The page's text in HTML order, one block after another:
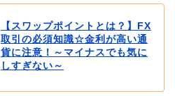
【スワップポイントとは？】FX
取引の必須知識☆金利が高い通
貨に注意！～マイナスでも気に
しすぎない～